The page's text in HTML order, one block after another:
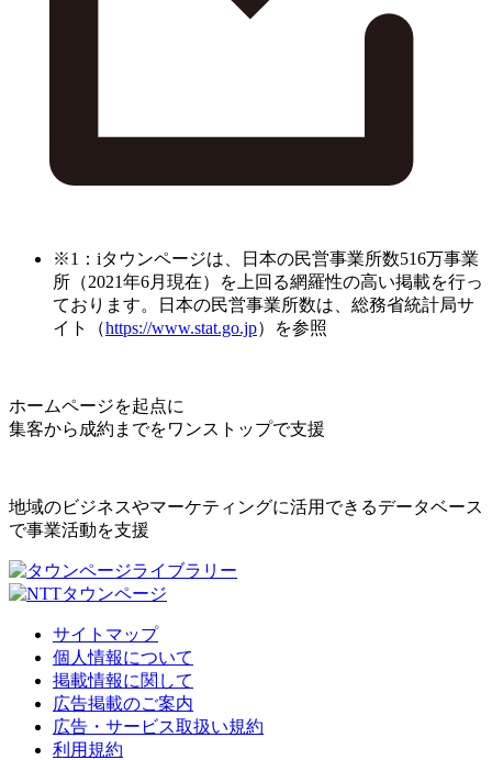
※1：iタウンページは、日本の民営事業所数516万事業
所（2021年6月現在）を上回る網羅性の高い掲載を行っ
ております。日本の民営事業所数は、総務省統計局サ
イト（https://www.stat.go.jp）を参照
ホームページを起点に
集客から成約までをワンストップで支援
地域のビジネスやマーケティングに活用できるデータベース
で事業活動を支援
サイトマップ
個人情報について
掲載情報に関して
広告掲載のご案内
広告・サービス取扱い規約
利用規約